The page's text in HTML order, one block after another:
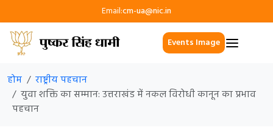
Email:cm-ua@nic.in
Events Image
होम
राष्ट्रीय पहचान
युवा शक्ति का सम्मान: उत्तराखंड में नकल विरोधी कानून का प्रभाव
पहचान